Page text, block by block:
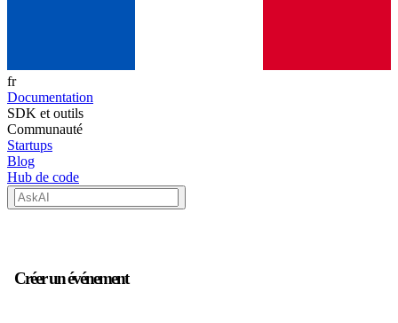
fr
Documentation
SDK et outils
Communauté
Startups
Blog
Hub de code
Créer un événement